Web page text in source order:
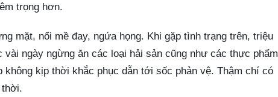
trọng hơn.
mặt, nổi mề đay, ngứa họng. Khi gặp tình trạng trên, triệu
ngày ngừng ăn các loại hải sản cũng như các thực phẩm
kịp thời khắc phục dẫn tới sốc phản vệ. Thậm chí có